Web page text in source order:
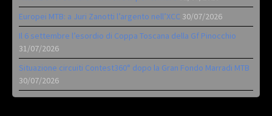
Europei MTB: a Juri Zanotti l’argento nell’XCC 30/07/2026
Il 6 settembre l’esordio di Coppa Toscana della Gf Pinocchio
31/07/2026
Situazione circuiti Contest360° dopo la Gran Fondo Marradi MTB
30/07/2026